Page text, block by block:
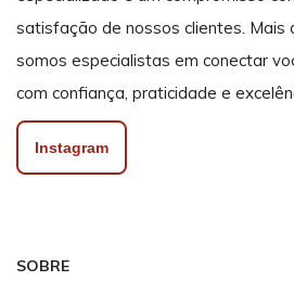
satisfação de nossos clientes. Mais
somos especialistas em conectar
com confiança, praticidade e
Instagram
SOBRE